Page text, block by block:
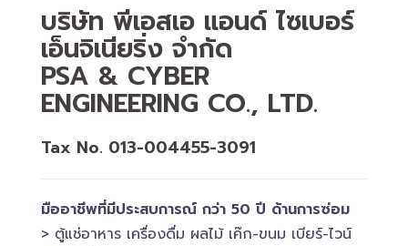
บริษัท พีเอสเอ แอนด์ ไซเบอร์
เอ็นจิเนียริ่ง จำกัด
PSA & CYBER
ENGINEERING CO., LTD.
Tax No. 013-004455-3091
มืออาชีพที่มีประสบการณ์ กว่า 50 ปี ด้านการซ่อม
> ตู้แช่อาหาร เครื่องดื่ม ผลไม้ เค๊ก-ขนม เบียร์-ไวน์​